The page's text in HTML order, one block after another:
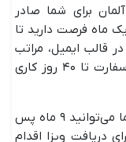
برای شما صادر
ماه فرصت دارید تا
قالب ایمیل، مراتب
اعتراض خود را اعلام کنید. در این صورت سفارت تا ۴۰ روز کاری
در صورتی که اعتراض فایده‌ایی نداشت، شما می‌توانید ۹ ماه پس
دریافت ویزا اقدام